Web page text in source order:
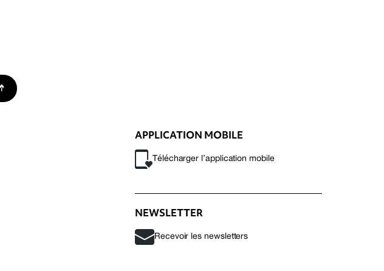
APPLICATION MOBILE
Télécharger l’application mobile
NEWSLETTER
Recevoir les newsletters